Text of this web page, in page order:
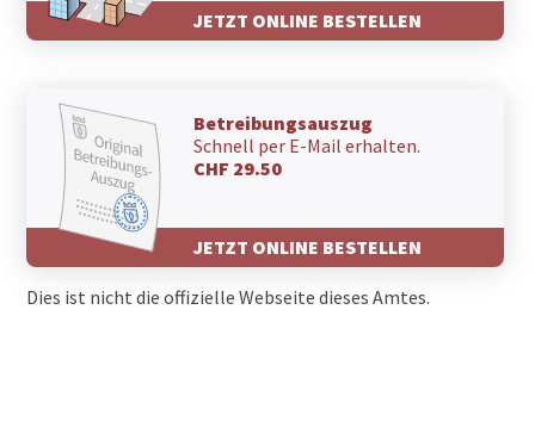
JETZT ONLINE BESTELLEN
Betreibungsauszug
Schnell per E-Mail erhalten.
CHF 29.50
JETZT ONLINE BESTELLEN
Dies ist nicht die offizielle Webseite dieses Amtes.